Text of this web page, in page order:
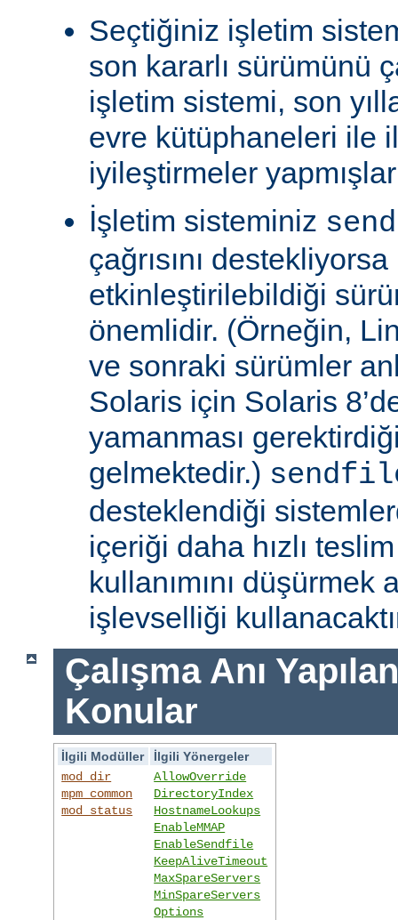
Seçtiğiniz işletim
son kararlı sürümünü
işletim sistemi, son
evre kütüphaneleri ile
iyileştirmeler
İşletim sisteminiz
çağrısını
etkinleştirilebildiği
önemlidir. (Örneğin,
ve sonraki sürümler
Solaris için Solaris
yamanması
gelmektedir.)
desteklendiği
içeriği daha hızlı
kullanımını düşürmek
işlevselliği
Çalışma Anı
Konular
İlgili Modüller
İlgili Yönergeler
mod_dir
mpm_common
mod_status
AllowOverride
DirectoryIndex
HostnameLookups
EnableMMAP
EnableSendfile
KeepAliveTimeout
MaxSpareServers
MinSpareServers
Options